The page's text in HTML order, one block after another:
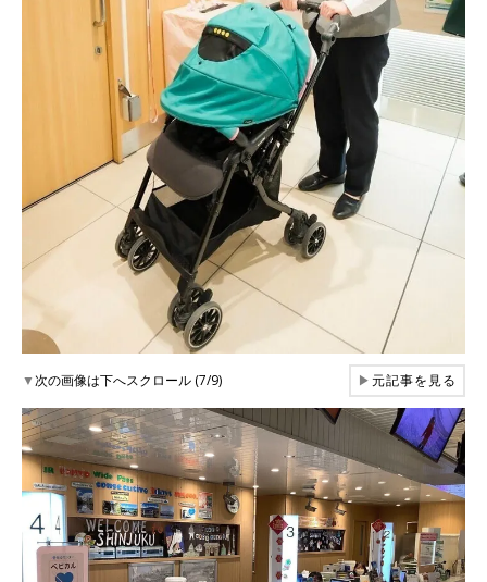
▼次の画像は下へスクロール (7/9) ▶元記事を見る